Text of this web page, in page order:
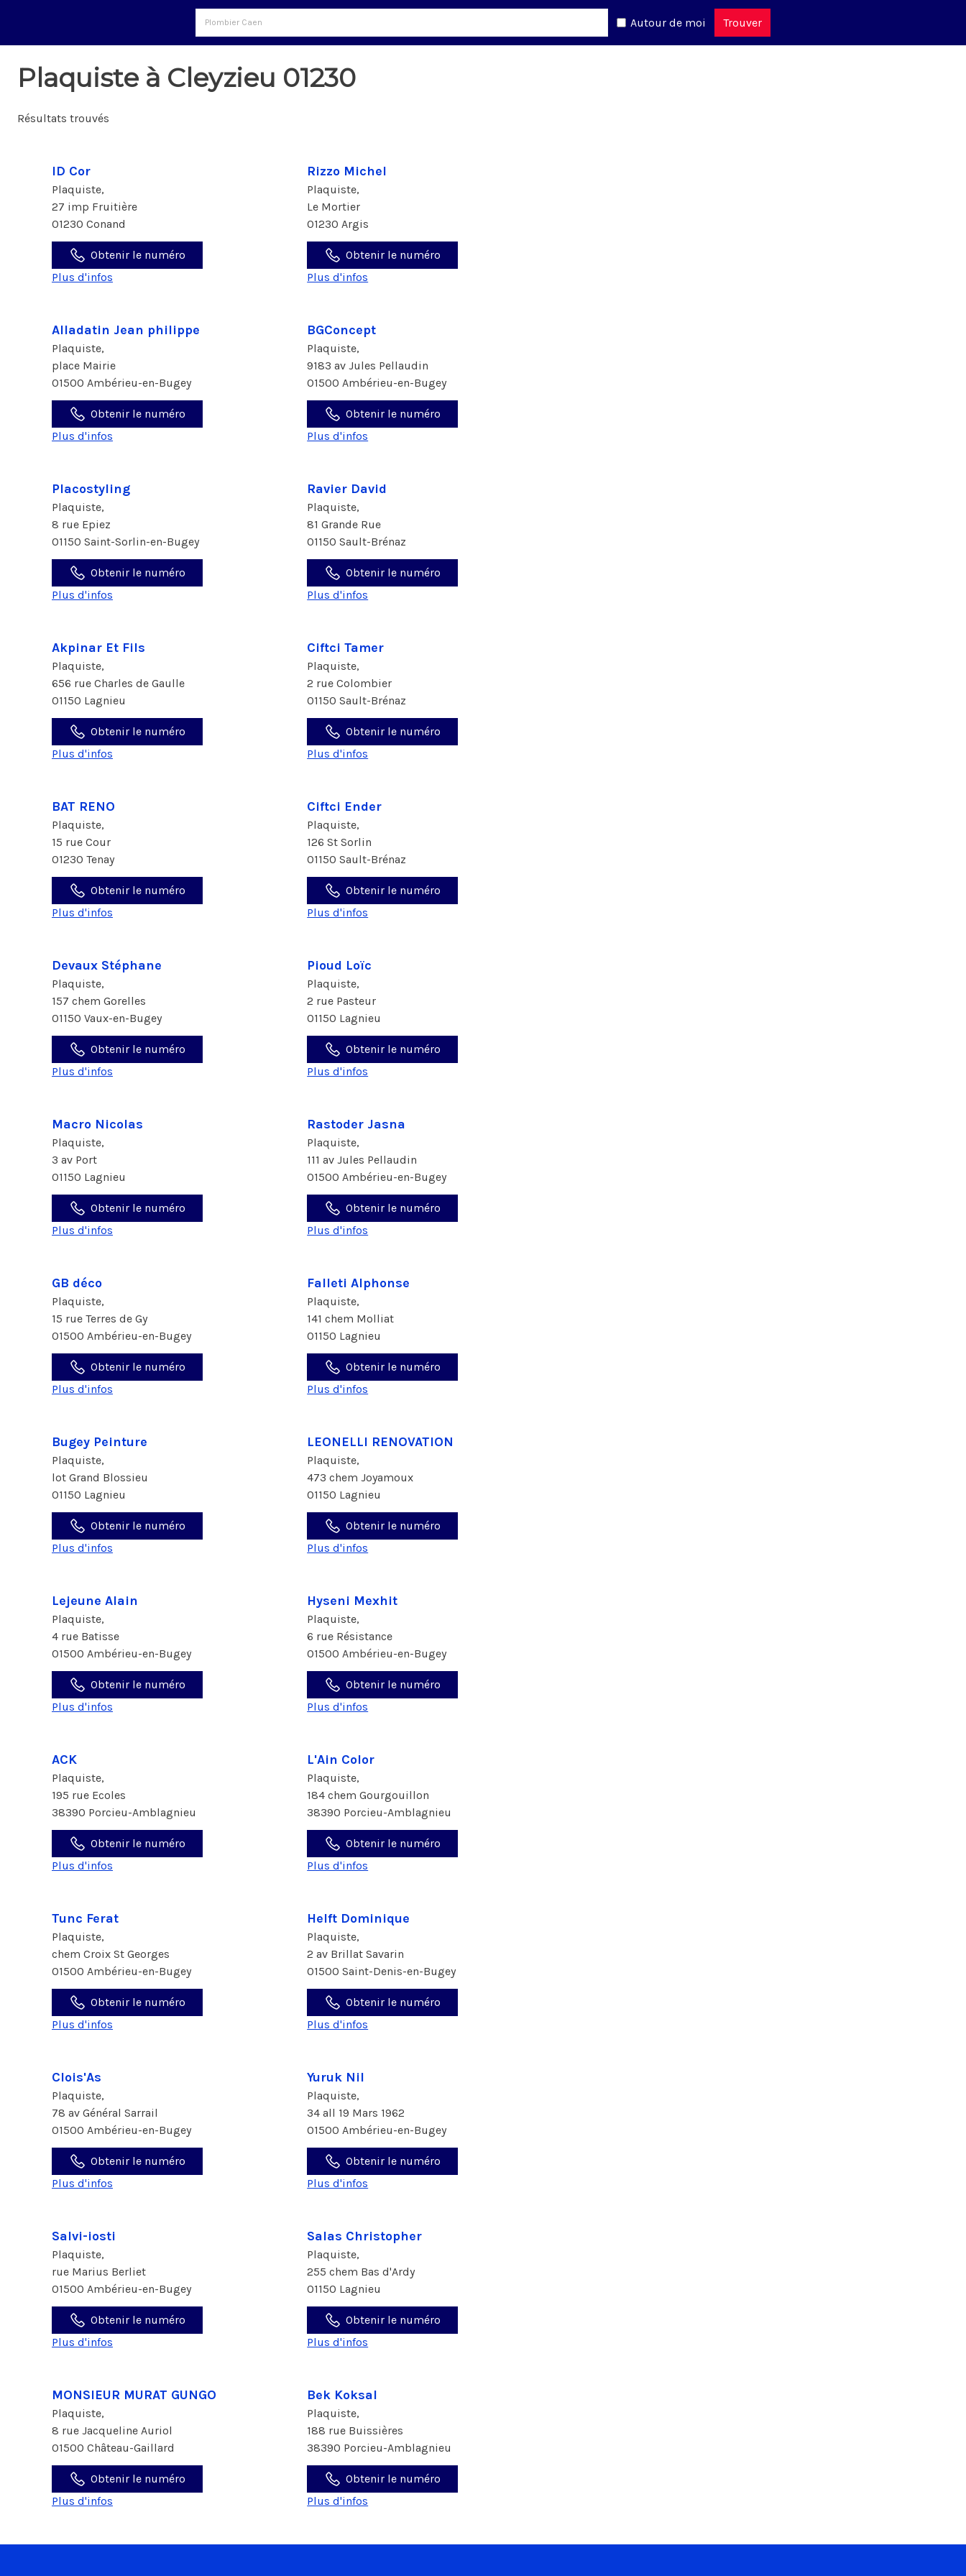
Autour de moi Trouver
Plaquiste à Cleyzieu 01230
Résultats trouvés
ID Cor
Plaquiste,
27 imp Fruitière
01230 Conand
Obtenir le numéro
Plus d'infos
Rizzo Michel
Plaquiste,
Le Mortier
01230 Argis
Obtenir le numéro
Plus d'infos
Alladatin Jean philippe
Plaquiste,
place Mairie
01500 Ambérieu-en-Bugey
Obtenir le numéro
Plus d'infos
BGConcept
Plaquiste,
9183 av Jules Pellaudin
01500 Ambérieu-en-Bugey
Obtenir le numéro
Plus d'infos
Placostyling
Plaquiste,
8 rue Epiez
01150 Saint-Sorlin-en-Bugey
Obtenir le numéro
Plus d'infos
Ravier David
Plaquiste,
81 Grande Rue
01150 Sault-Brénaz
Obtenir le numéro
Plus d'infos
Akpinar Et Fils
Plaquiste,
656 rue Charles de Gaulle
01150 Lagnieu
Obtenir le numéro
Plus d'infos
Ciftci Tamer
Plaquiste,
2 rue Colombier
01150 Sault-Brénaz
Obtenir le numéro
Plus d'infos
BAT RENO
Plaquiste,
15 rue Cour
01230 Tenay
Obtenir le numéro
Plus d'infos
Ciftci Ender
Plaquiste,
126 St Sorlin
01150 Sault-Brénaz
Obtenir le numéro
Plus d'infos
Devaux Stéphane
Plaquiste,
157 chem Gorelles
01150 Vaux-en-Bugey
Obtenir le numéro
Plus d'infos
Pioud Loïc
Plaquiste,
2 rue Pasteur
01150 Lagnieu
Obtenir le numéro
Plus d'infos
Macro Nicolas
Plaquiste,
3 av Port
01150 Lagnieu
Obtenir le numéro
Plus d'infos
Rastoder Jasna
Plaquiste,
111 av Jules Pellaudin
01500 Ambérieu-en-Bugey
Obtenir le numéro
Plus d'infos
GB déco
Plaquiste,
15 rue Terres de Gy
01500 Ambérieu-en-Bugey
Obtenir le numéro
Plus d'infos
Falleti Alphonse
Plaquiste,
141 chem Molliat
01150 Lagnieu
Obtenir le numéro
Plus d'infos
Bugey Peinture
Plaquiste,
lot Grand Blossieu
01150 Lagnieu
Obtenir le numéro
Plus d'infos
LEONELLI RENOVATION
Plaquiste,
473 chem Joyamoux
01150 Lagnieu
Obtenir le numéro
Plus d'infos
Lejeune Alain
Plaquiste,
4 rue Batisse
01500 Ambérieu-en-Bugey
Obtenir le numéro
Plus d'infos
Hyseni Mexhit
Plaquiste,
6 rue Résistance
01500 Ambérieu-en-Bugey
Obtenir le numéro
Plus d'infos
ACK
Plaquiste,
195 rue Ecoles
38390 Porcieu-Amblagnieu
Obtenir le numéro
Plus d'infos
L'Ain Color
Plaquiste,
184 chem Gourgouillon
38390 Porcieu-Amblagnieu
Obtenir le numéro
Plus d'infos
Tunc Ferat
Plaquiste,
chem Croix St Georges
01500 Ambérieu-en-Bugey
Obtenir le numéro
Plus d'infos
Helft Dominique
Plaquiste,
2 av Brillat Savarin
01500 Saint-Denis-en-Bugey
Obtenir le numéro
Plus d'infos
Clois'As
Plaquiste,
78 av Général Sarrail
01500 Ambérieu-en-Bugey
Obtenir le numéro
Plus d'infos
Yuruk Nil
Plaquiste,
34 all 19 Mars 1962
01500 Ambérieu-en-Bugey
Obtenir le numéro
Plus d'infos
Salvi-iosti
Plaquiste,
rue Marius Berliet
01500 Ambérieu-en-Bugey
Obtenir le numéro
Plus d'infos
Salas Christopher
Plaquiste,
255 chem Bas d'Ardy
01150 Lagnieu
Obtenir le numéro
Plus d'infos
MONSIEUR MURAT GUNGO
Plaquiste,
8 rue Jacqueline Auriol
01500 Château-Gaillard
Obtenir le numéro
Plus d'infos
Bek Koksal
Plaquiste,
188 rue Buissières
38390 Porcieu-Amblagnieu
Obtenir le numéro
Plus d'infos